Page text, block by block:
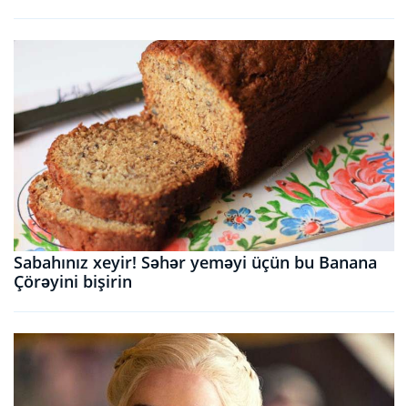
Sabahınız xeyir! Səhər yeməyi üçün bu Banana
Çörəyini bişirin